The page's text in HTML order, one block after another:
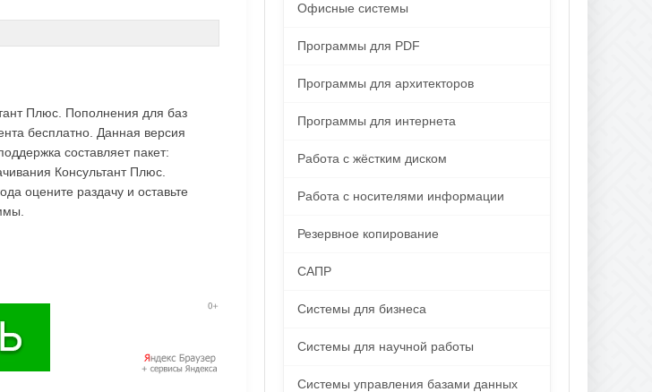
Плюс. Пополнения для баз
бесплатно. Данная версия
составляет пакет:
Консультант Плюс.
оцените раздачу и оставьте
Офисные системы
Программы для PDF
Программы для архитекторов
Программы для интернета
Работа с жёстким диском
Работа с носителями информации
Резервное копирование
САПР
Системы для бизнеса
Системы для научной работы
Системы управления базами данных